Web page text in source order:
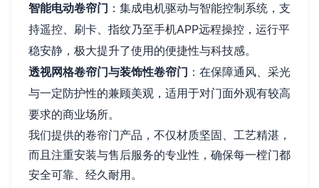
智能电动卷帘门 ：集成电机驱动与智能控制系统，支
持遥控、刷卡、指纹乃至手机APP远程操控，运行平
稳安静，极大提升了使用的便捷性与科技感。
透视网格卷帘门与装饰性卷帘门 ：在保障通风、采光
与一定防护性的兼顾美观，适用于对门面外观有较高
要求的商业场所。
我们提供的卷帘门产品，不仅材质坚固、工艺精湛，
而且注重安装与售后服务的专业性，确保每一樘门都
安全可靠、经久耐用。